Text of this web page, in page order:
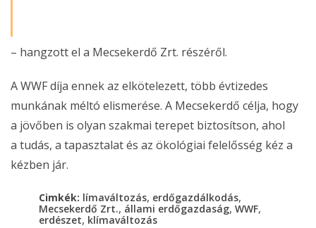
– hangzott el a Mecsekerdő Zrt. részéről.
A WWF díja ennek az elkötelezett, több évtizedes
munkának méltó elismerése. A Mecsekerdő célja, hogy
a jövőben is olyan szakmai terepet biztosítson, ahol
a tudás, a tapasztalat és az ökológiai felelősség kéz a
kézben jár.
Cimkék: límaváltozás, erdőgazdálkodás,
Mecsekerdő Zrt., állami erdőgazdaság, WWF,
erdészet, klímaváltozás